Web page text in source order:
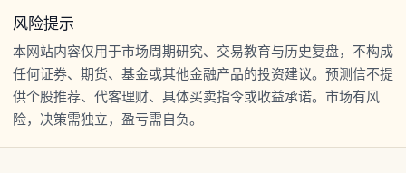
风险提示
本网站内容仅用于市场周期研究、交易教育与历史复盘，不构成
任何证券、期货、基金或其他金融产品的投资建议。预测信不提
供个股推荐、代客理财、具体买卖指令或收益承诺。市场有风
险，决策需独立，盈亏需自负。